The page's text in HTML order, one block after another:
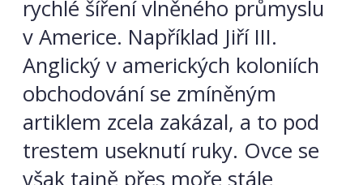
rychlé šíření vlněného průmyslu
v Americe. Například Jiří III.
Anglický v amerických koloniích
obchodování se zmíněným
artiklem zcela zakázal, a to pod
trestem useknutí ruky. Ovce se
však tajně přes moře stále